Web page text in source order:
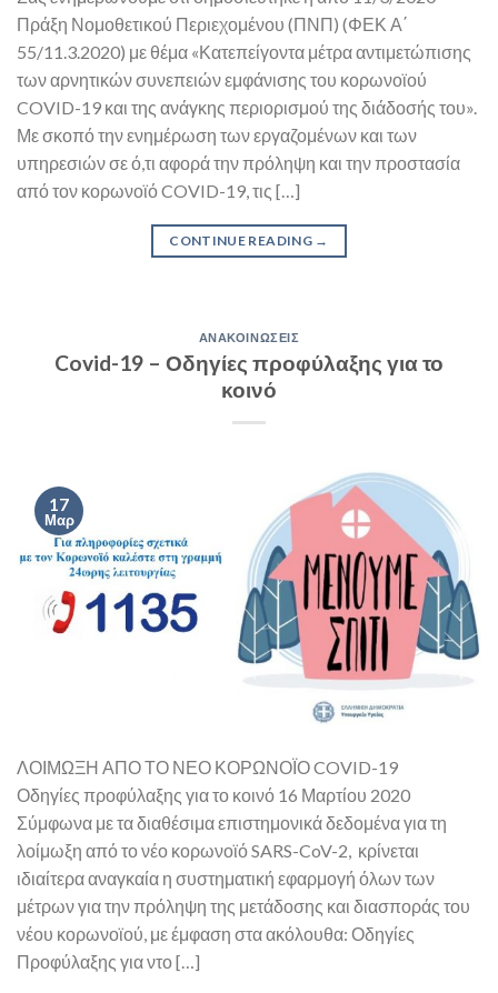
Πράξη Νομοθετικού Περιεχομένου (ΠΝΠ) (ΦΕΚ Α΄
55/11.3.2020) με θέμα «Κατεπείγοντα μέτρα αντιμετώπισης
των αρνητικών συνεπειών εμφάνισης του κορωνοϊού
COVID-19 και της ανάγκης περιορισμού της διάδοσής του».
Με σκοπό την ενημέρωση των εργαζομένων και των
υπηρεσιών σε ό,τι αφορά την πρόληψη και την προστασία
από τον κορωνοϊό COVID-19, τις […]
CONTINUE READING →
ΑΝΑΚΟΙΝΏΣΕΙΣ
Covid-19 – Οδηγίες προφύλαξης για το
κοινό
17
Μαρ
ΛΟΙΜΩΞΗ ΑΠΟ ΤΟ ΝΕΟ ΚΟΡΩΝΟΪΟ COVID-19
Οδηγίες προφύλαξης για το κοινό 16 Μαρτίου 2020
Σύμφωνα με τα διαθέσιμα επιστημονικά δεδομένα για τη
λοίμωξη από το νέο κορωνοϊό SARS-CoV-2, κρίνεται
ιδιαίτερα αναγκαία η συστηματική εφαρμογή όλων των
μέτρων για την πρόληψη της μετάδοσης και διασποράς του
νέου κορωνοϊού, με έμφαση στα ακόλουθα: Οδηγίες
Προφύλαξης για ντο […]